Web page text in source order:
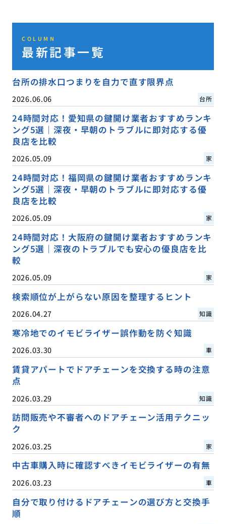
COLUMN
最新記事一覧
台所の排水口つまりを自力で直す限界点
2026.06.06 台所
24時間対応！愛知県の鍵開け業者おすすめランキ
ング5選｜深夜・早朝のトラブルに即対応する優
良店を比較
2026.05.09 家
24時間対応！福岡県の鍵開け業者おすすめランキ
ング5選｜深夜・早朝のトラブルに即対応する優
良店を比較
2026.05.09 家
24時間対応！大阪府の鍵開け業者おすすめランキ
ング5選｜深夜のトラブルでも安心の優良店を比
較
2026.05.09 家
検索順位が上がらない原因を整理するヒント
2026.04.27 知識
寒冷地でのイモビライザー誤作動を防ぐ知識
2026.03.30 車
賃貸アパートでドアチェーンを交換する時の注意
点
2026.03.29 知識
訪問販売や不審者へのドアチェーン活用テクニッ
ク
2026.03.25 家
中古車購入時に確認すべきイモビライザーの有無
2026.03.23 車
自分で取り付けるドアチェーンの選び方と交換手
順